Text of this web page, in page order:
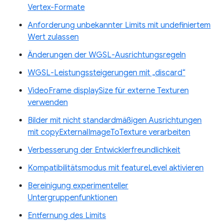
Vertex-Formate
Anforderung unbekannter Limits mit undefiniertem
Wert zulassen
Änderungen der WGSL-Ausrichtungsregeln
WGSL-Leistungssteigerungen mit „discard“
VideoFrame displaySize für externe Texturen
verwenden
Bilder mit nicht standardmäßigen Ausrichtungen
mit copyExternalImageToTexture verarbeiten
Verbesserung der Entwicklerfreundlichkeit
Kompatibilitätsmodus mit featureLevel aktivieren
Bereinigung experimenteller
Untergruppenfunktionen
Entfernung des Limits